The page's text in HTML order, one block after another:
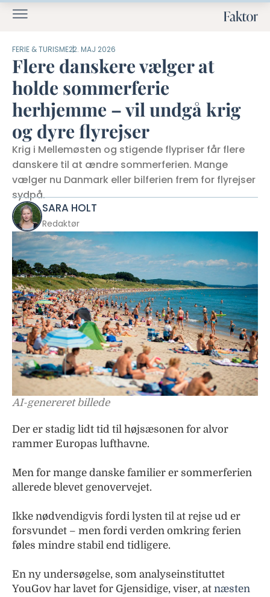
FERIE & TURISME22. MAJ 2026
Flere danskere vælger at
holde sommerferie
herhjemme – vil undgå krig
og dyre flyrejser
Krig i Mellemøsten og stigende flypriser får flere
danskere til at ændre sommerferien. Mange
vælger nu Danmark eller bilferien frem for flyrejser
sydpå.
SARA HOLT
Redaktør
AI-genereret billede
Der er stadig lidt tid til højsæsonen for alvor
rammer Europas lufthavne.
Men for mange danske familier er sommerferien
allerede blevet genovervejet.
Ikke nødvendigvis fordi lysten til at rejse ud er
forsvundet – men fordi verden omkring ferien
føles mindre stabil end tidligere.
En ny undersøgelse, som analyseinstituttet
YouGov har lavet for Gjensidige, viser, at næsten